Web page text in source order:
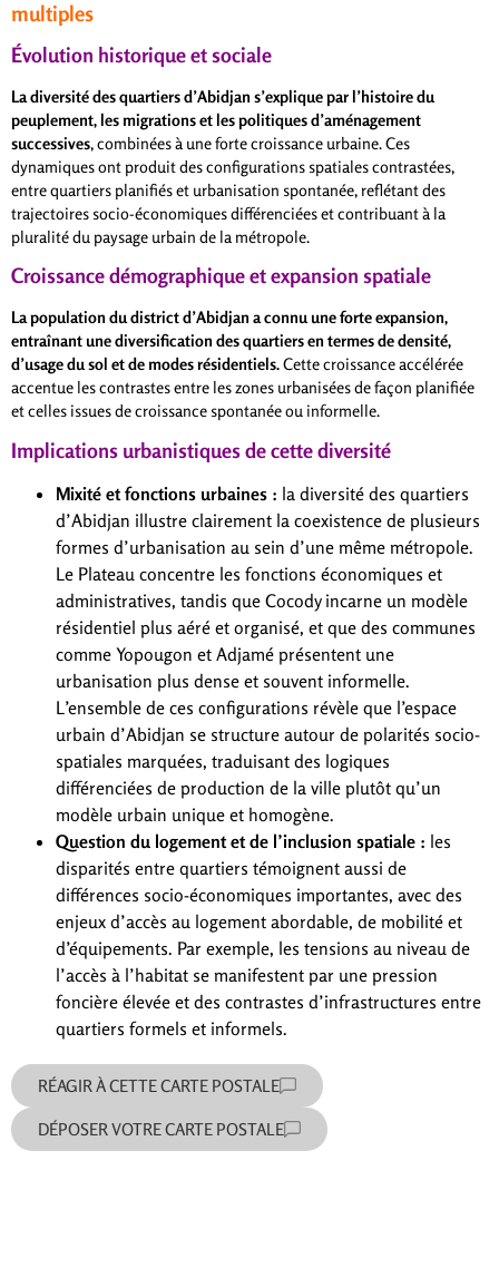
multiples
Évolution historique et sociale
La diversité des quartiers d’Abidjan s’explique par l’histoire du
peuplement, les migrations et les politiques d’aménagement
successives, combinées à une forte croissance urbaine. Ces
dynamiques ont produit des configurations spatiales contrastées,
entre quartiers planifiés et urbanisation spontanée, reflétant des
trajectoires socio-économiques différenciées et contribuant à la
pluralité du paysage urbain de la métropole.
Croissance démographique et expansion spatiale
La population du district d’Abidjan a connu une forte expansion,
entraînant une diversification des quartiers en termes de densité,
d’usage du sol et de modes résidentiels.Cette croissance accélérée
accentue les contrastes entre les zones urbanisées de façon planifiée
et celles issues de croissance spontanée ou informelle.
Implications urbanistiques de cette diversité
Mixité et fonctions urbaines : la diversité des quartiers
d’Abidjan illustre clairement la coexistence de plusieurs
formes d’urbanisation au sein d’une même métropole.
Le Plateau concentre les fonctions économiques et
administratives, tandis que Cocody incarne un modèle
résidentiel plus aéré et organisé, et que des communes
comme Yopougon et Adjamé présentent une
urbanisation plus dense et souvent informelle.
L’ensemble de ces configurations révèle que l’espace
urbain d’Abidjan se structure autour de polarités socio-
spatiales marquées, traduisant des logiques
différenciées de production de la ville plutôt qu’un
modèle urbain unique et homogène.
Question du logement et de l’inclusion spatiale : les
disparités entre quartiers témoignent aussi de
différences socio-économiques importantes, avec des
enjeux d’accès au logement abordable, de mobilité et
d’équipements. Par exemple, les tensions au niveau de
l’accès à l’habitat se manifestent par une pression
foncière élevée et des contrastes d’infrastructures entre
quartiers formels et informels.
RÉAGIR À CETTE CARTE POSTALE
DÉPOSER VOTRE CARTE POSTALE